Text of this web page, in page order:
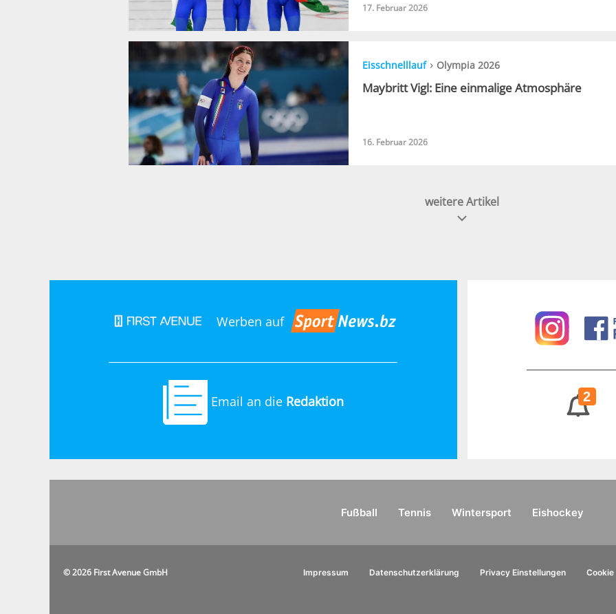
17. Februar 2026
Eisschnelllauf› Olympia 2026
Maybritt Vigl: Eine einmalige Atmosphäre
16. Februar 2026
weitere Artikel
Werben auf
Email an die Redaktion 2
Fußball Tennis Wintersport Eishockey
© 2026 First Avenue GmbH Impressum Datenschutzerklärung Privacy Einstellungen